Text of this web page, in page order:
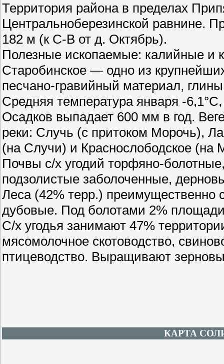
Территория района в пределах
Центральноберезинской равнине.
182 м (к С-В от д. Октябрь).
Полезные ископаемые: калийные и
Старобинское — одно из
песчано-гравийный материал,
Средняя температура января -
Осадков выпадает 600 мм в год.
реки: Случь (с притоком Морочь),
(на Случи) и Краснослободское (на
Почвы с/х угодий торфяно-
подзолистые заболоченные,
Леса (42% терр.) преимущественно
дубовые. Под болотами 2%
С/х угодья занимают 47%
мясомолочное скотоводство,
птицеводство. Выращивают
КАРТА